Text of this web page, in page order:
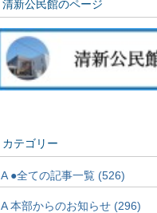
清新公民館のページ
カテゴリー
A ●全ての記事一覧 (526)
A 本部からのお知らせ (296)